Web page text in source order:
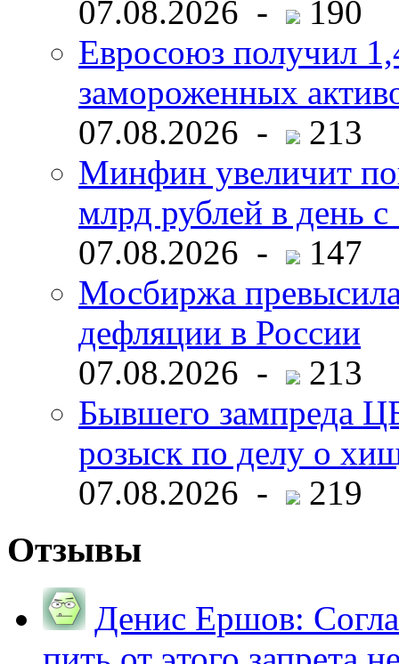
07.08.2026 -
190
Евросоюз получил
замороженных
07.08.2026 -
213
Минфин увеличит
млрд рублей в день с
07.08.2026 -
147
Мосбиржа
дефляции в России
07.08.2026 -
213
Бывшего зампреда
розыск по делу о
07.08.2026 -
219
Отзывы
Денис Ершов: